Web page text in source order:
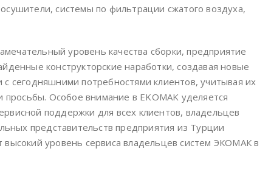
системы по фильтрации сжатого воздуха,
уровень качества сборки, предприятие
конструкторские наработки, создавая новые
сегодняшними потребностями клиентов, учитывая их
просьбы. Особое внимание в EKOMAK уделяется
поддержки для всех клиентов, владельцев
представительств предприятия из Турции
уровень сервиса владельцев систем ЭКОМАК в